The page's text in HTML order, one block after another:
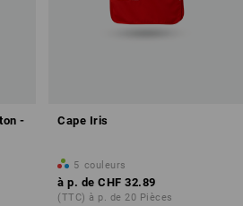
-
Cape Iris
5 couleurs
à p. de CHF 32.89
(TTC) à p. de 20 Pièces